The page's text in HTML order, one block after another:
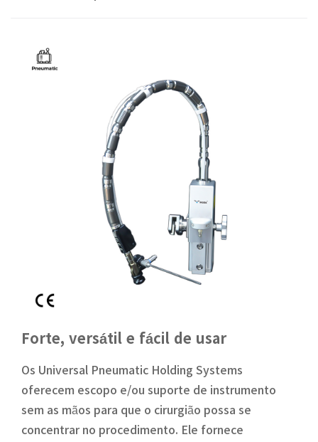
Forte, versátil e fácil de usar
Os Universal Pneumatic Holding Systems
oferecem escopo e/ou suporte de instrumento
sem as mãos para que o cirurgião possa se
concentrar no procedimento. Ele fornece